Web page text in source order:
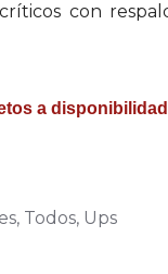
con
a
, Todos, Ups